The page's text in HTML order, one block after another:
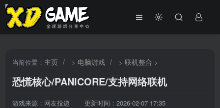
当前位置： 主页 / > 电脑游戏 / >联机整合 >
恐慌核心/PANICORE/支持网络联机
游戏来源：网友投递 更新时间：2026-02-07 17:35